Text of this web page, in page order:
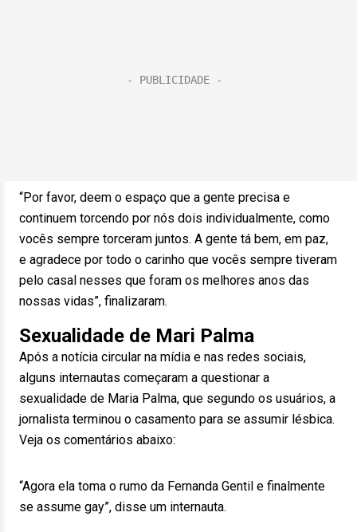
“Por favor, deem o espaço que a gente precisa e
continuem torcendo por nós dois individualmente, como
vocês sempre torceram juntos. A gente tá bem, em paz,
e agradece por todo o carinho que vocês sempre tiveram
pelo casal nesses que foram os melhores anos das
nossas vidas”, finalizaram.
Sexualidade de Mari Palma
Após a notícia circular na mídia e nas redes sociais,
alguns internautas começaram a questionar a
sexualidade de Maria Palma, que segundo os usuários, a
jornalista terminou o casamento para se assumir lésbica.
Veja os comentários abaixo:
“Agora ela toma o rumo da Fernanda Gentil e finalmente
se assume gay”, disse um internauta.